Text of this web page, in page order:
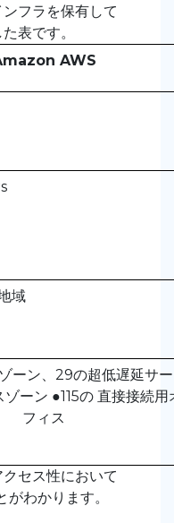
フラを保有して
表です。
AWS
域
ーン、29の超低遅延サ
ゾーン ●115の 直接接続用
フィス
セス性において
わかります。